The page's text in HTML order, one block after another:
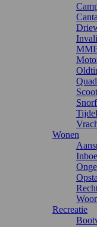
Wonen
Recreatie